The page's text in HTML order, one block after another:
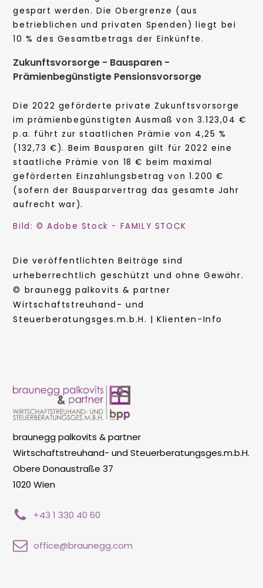
gespart werden. Die Obergrenze (aus
betrieblichen und privaten Spenden) liegt bei
10 % des Gesamtbetrags der Einkünfte.
Zukunftsvorsorge - Bausparen -
Prämienbegünstigte Pensionsvorsorge
Die 2022 geförderte private Zukunftsvorsorge
im prämienbegünstigten Ausmaß von 3.123,04 €
p.a. führt zur staatlichen Prämie von 4,25 %
(132,73 €). Beim Bausparen gilt für 2022 eine
staatliche Prämie von 18 € beim maximal
geförderten Einzahlungsbetrag von 1.200 €
(sofern der Bausparvertrag das gesamte Jahr
aufrecht war).
Bild: © Adobe Stock - FAMILY STOCK
Die veröffentlichten Beiträge sind
urheberrechtlich geschützt und ohne Gewähr.
© braunegg palkovits & partner
Wirtschaftstreuhand- und
Steuerberatungsges.m.b.H. | Klienten-Info
braunegg palkovits & partner
Wirtschaftstreuhand- und Steuerberatungsges.m.b.H.
Obere Donaustraße 37
1020 Wien
+43 1 330 40 60
office@braunegg.com